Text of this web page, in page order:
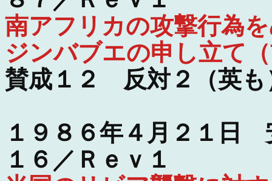
南アフリカの攻撃行為
ジンバブエの申し立て
賛成１２ 反対２（英
１９８６年４月２１日
１６／Ｒｅｖ１